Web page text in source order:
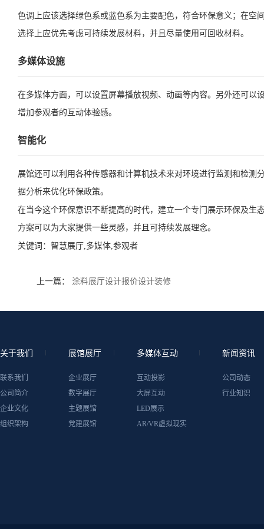
色调上应该选择绿色系或蓝色系为主要配色，符合环保意义；在
选择上应优先考虑可持续发展材料，并且尽量使用可回收材料。
多媒体设施
在多媒体方面，可以设置屏幕播放视频、动画等内容。另外还可
增加参观者的互动体验感。
智能化
展馆还可以利用各种传感器和计算机技术来对环境进行监测和检
据分析来优化环保政策。
在当今这个环保意识不断提高的时代，建立一个专门展示环保及
方案可以为大家提供一些灵感，并且可持续发展理念。
关键词： 智慧展厅,多媒体,参观者
上一篇： 涂料展厅设计报价设计装修
关于我们
联系我们
公司简介
企业文化
组织架构
展馆展厅
企业展厅
数字展厅
主题展馆
党建展馆
多媒体互动
互动投影
大屏互动
LED展示
AR/VR虚拟现实
新闻资讯
公司动态
行业知识